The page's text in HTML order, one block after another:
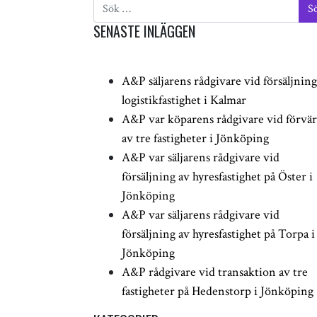
SENASTE INLÄGGEN
A&P säljarens rådgivare vid
logistikfastighet i Kalmar
A&P var köparens rådgivare vid
av tre fastigheter i Jönköping
A&P var säljarens rådgivare vid
försäljning av hyresfastighet på Öster i
Jönköping
A&P var säljarens rådgivare vid
försäljning av hyresfastighet på Torpa i
Jönköping
A&P rådgivare vid transaktion av tre
fastigheter på Hedenstorp i Jönköping